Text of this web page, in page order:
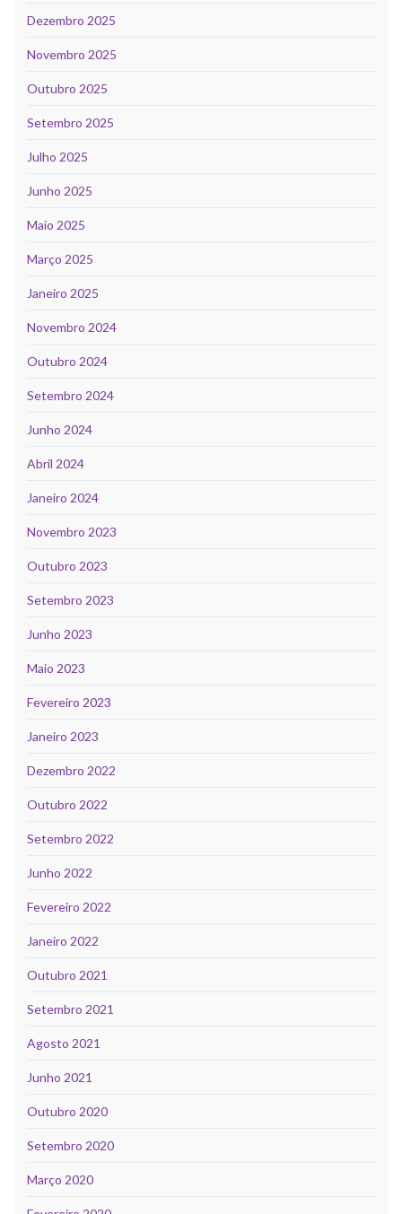
Dezembro 2025
Novembro 2025
Outubro 2025
Setembro 2025
Julho 2025
Junho 2025
Maio 2025
Março 2025
Janeiro 2025
Novembro 2024
Outubro 2024
Setembro 2024
Junho 2024
Abril 2024
Janeiro 2024
Novembro 2023
Outubro 2023
Setembro 2023
Junho 2023
Maio 2023
Fevereiro 2023
Janeiro 2023
Dezembro 2022
Outubro 2022
Setembro 2022
Junho 2022
Fevereiro 2022
Janeiro 2022
Outubro 2021
Setembro 2021
Agosto 2021
Junho 2021
Outubro 2020
Setembro 2020
Março 2020